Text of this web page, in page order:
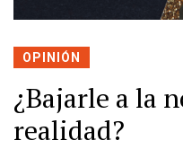
OPINIÓN
¿Bajarle a la
realidad?